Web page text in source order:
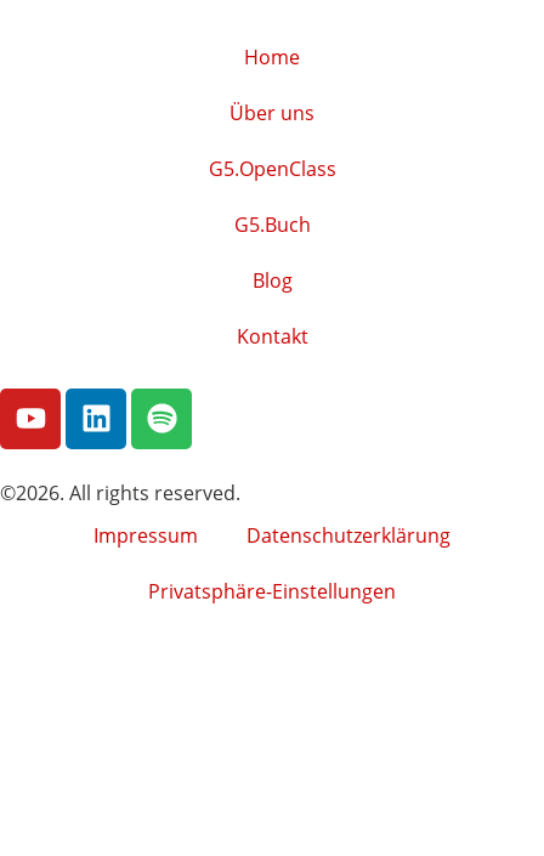
Home
Über uns
G5.OpenClass
G5.Buch
Blog
Kontakt
©2026. All rights reserved.
Impressum
Datenschutzerklärung
Privatsphäre-Einstellungen